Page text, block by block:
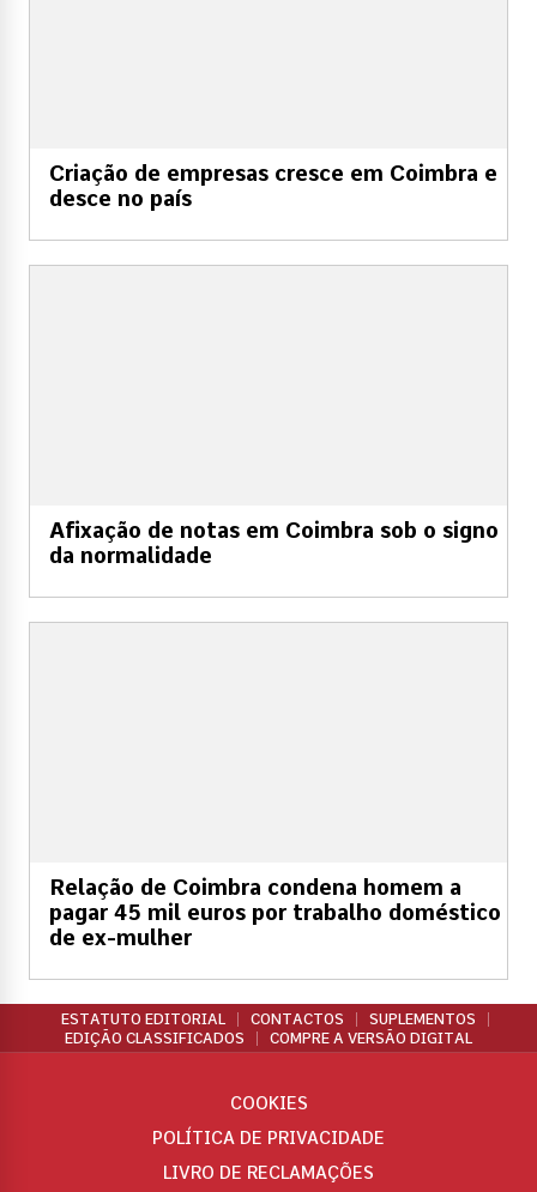
Criação de empresas cresce em Coimbra e
desce no país
Afixação de notas em Coimbra sob o signo
da normalidade
Relação de Coimbra condena homem a
pagar 45 mil euros por trabalho doméstico
de ex-mulher
ESTATUTO EDITORIAL CONTACTOS
SUPLEMENTOS
EDIÇÃO CLASSIFICADOS
COMPRE A VERSÃO DIGITAL
COOKIES
POLÍTICA DE PRIVACIDADE
LIVRO DE RECLAMAÇÕES